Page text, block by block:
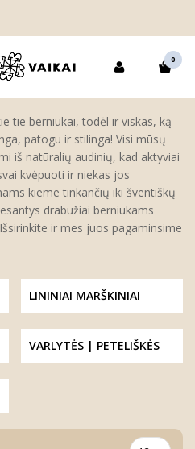
0
tie berniukai, todėl ir viskas, ką
patogu ir stilinga! Visi mūsų
iš natūralių audinių, kad aktyviai
kvėpuoti ir niekas jos
kieme tinkančių iki šventiškų
drabužiai berniukams
ir mes juos pagaminsime
LININIAI MARŠKINIAI
VARLYTĖS | PETELIŠKĖS